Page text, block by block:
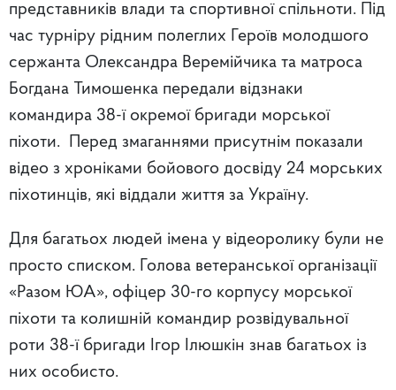
представників влади та спортивної спільноти. Під
час турніру рідним полеглих Героїв молодшого
сержанта Олександра Веремійчика та матроса
Богдана Тимошенка передали відзнаки
командира 38-ї окремої бригади морської
піхоти. Перед змаганнями присутнім показали
відео з хроніками бойового досвіду 24 морських
піхотинців, які віддали життя за Україну.
Для багатьох людей імена у відеоролику були не
просто списком. Голова ветеранської організації
«Разом ЮА», офіцер 30-го корпусу морської
піхоти та колишній командир розвідувальної
роти 38-ї бригади Ігор Ілюшкін знав багатьох із
них особисто.